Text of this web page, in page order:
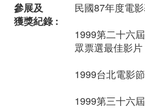
參展及
獲獎紀錄 :
民國87年度電
1999第二十六
眾票選最佳影片
1999台北電影
1999第三十六